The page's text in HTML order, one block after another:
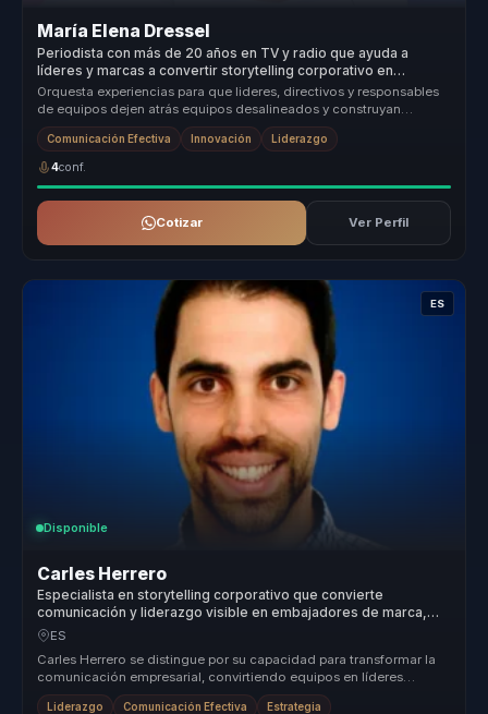
María Elena Dressel
Periodista con más de 20 años en TV y radio que ayuda a
líderes y marcas a convertir storytelling corporativo en
autoridad, recordación y confianza.
Orquesta experiencias para que lideres, directivos y responsables
de equipos dejen atrás equipos desalineados y construyan
liderazgo estr...
Comunicación Efectiva Innovación Liderazgo
4conf.
Cotizar Ver Perfil
ES
Disponible
Carles Herrero
Especialista en storytelling corporativo que convierte
comunicación y liderazgo visible en embajadores de marca,
influencia y cohesión para equipos.
ES
Carles Herrero se distingue por su capacidad para transformar la
comunicación empresarial, convirtiendo equipos en líderes
seguros y empl...
Liderazgo Comunicación Efectiva Estrategia